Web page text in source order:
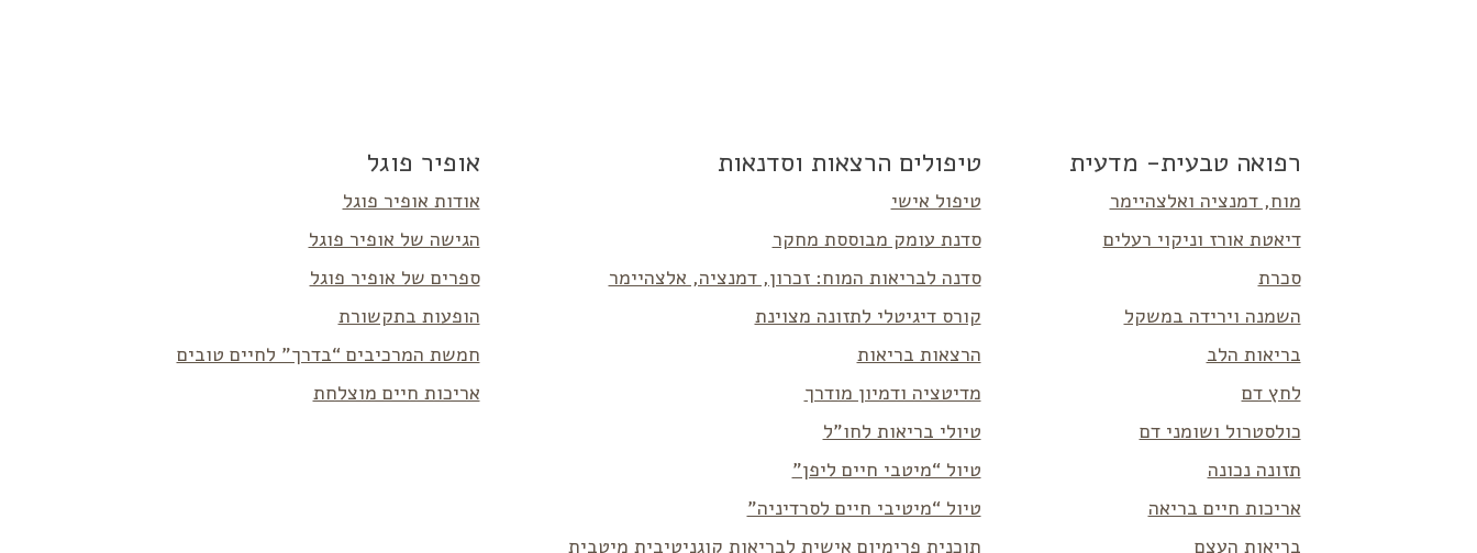
אופיר פוגל
אודות אופיר פוגל
הגישה של אופיר פוגל
ספרים של אופיר פוגל
הופעות בתקשורת
חמשת המרכיבים “בדרך” לחיים טובים
אריכות חיים מוצלחת
טיפולים הרצאות וסדנאות
טיפול אישי
סדנת עומק מבוססת מחקר
סדנה לבריאות המוח: זכרון, דמנציה, אלצהיימר
קורס דיגיטלי לתזונה מצוינת
הרצאות בריאות
מדיטציה ודמיון מודרך
טיולי בריאות לחו”ל
טיול “מיטבי חיים ליפן”
טיול “מיטיבי חיים לסרדיניה”
תוכנית פרימיום אישית לבריאות קוגניטיבית מיטבית
רפואה טבעית- מדעית
מוח, דמנציה ואלצהיימר
דיאטת אורז וניקוי רעלים
סכרת
השמנה וירידה במשקל
בריאות הלב
לחץ דם
כולסטרול ושומני דם
תזונה נכונה
אריכות חיים בריאה
בריאות העצם